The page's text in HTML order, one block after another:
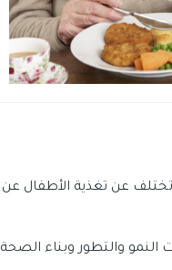
تختلف عن تغذية الأطفال عن
النمو والتطور وبناء الصحة